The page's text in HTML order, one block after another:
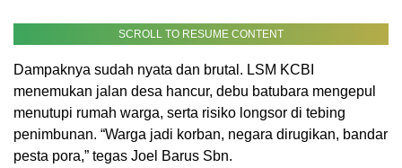
SCROLL TO RESUME CONTENT
Dampaknya sudah nyata dan brutal. LSM KCBI
menemukan jalan desa hancur, debu batubara mengepul
menutupi rumah warga, serta risiko longsor di tebing
penimbunan. “Warga jadi korban, negara dirugikan, bandar
pesta pora,” tegas Joel Barus Sbn.